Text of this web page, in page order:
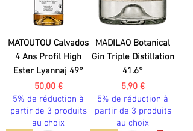
MATOUTOU Calvados
4 Ans Profil High
Ester Lyannaj 49°
Prix
50,00 €
5% de réduction à
partir de 3 produits
au choix
MADILAO Botanical
Gin Triple Distillation
41.6°
Prix
5,90 €
5% de réduction à
partir de 3 produits
au choix